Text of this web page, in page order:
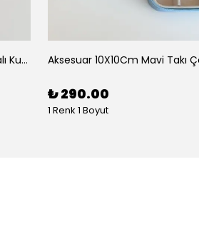
Aksesauar Yana Kaydırarak Yanmalı Kum Siyah Çakmak Aksesuar 10X10Cm Mavi Takı
₺ 290.00
1 Renk 1 Boyut